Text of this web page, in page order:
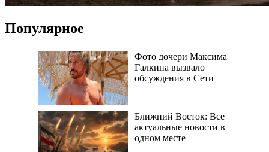
Популярное
Фото дочери Максима
Галкина вызвало
обсуждения в Сети
Ближний Восток: Все
актуальные новости в
одном месте